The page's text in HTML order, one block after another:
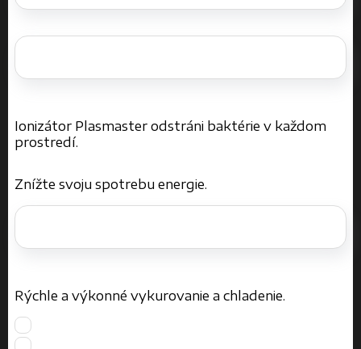
Ionizátor Plasmaster odstráni baktérie v každom
prostredí.
Znížte svoju spotrebu energie.
Rýchle a výkonné vykurovanie a chladenie.